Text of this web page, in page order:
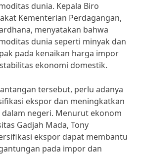
dunia. Kepala Biro
Kementerian Perdagangan,
menyatakan bahwa
dunia seperti minyak dan
pada kenaikan harga impor
ekonomi domestik.
tersebut, perlu adanya
ekspor dan meningkatkan
negeri. Menurut ekonom
Gadjah Mada, Tony
ekspor dapat membantu
pada impor dan